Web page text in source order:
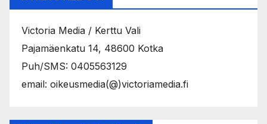
Victoria Media / Kerttu Vali
Pajamäenkatu 14, 48600 Kotka
Puh/SMS: 0405563129
email: oikeusmedia(@)victoriamedia.fi